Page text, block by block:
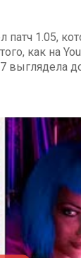
1.05,
как на